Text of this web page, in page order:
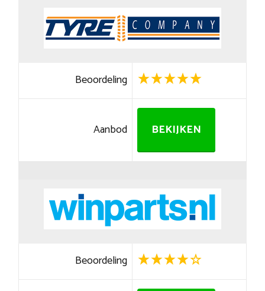
Beoordeling
Aanbod BEKIJKEN
Beoordeling